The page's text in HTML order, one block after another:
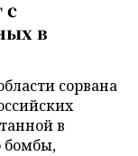
с
в
сорвана
в
бомбы,